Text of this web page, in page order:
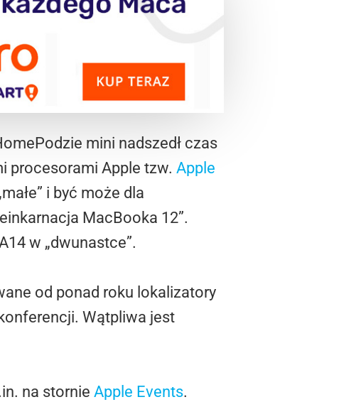
mini nadszedł czas
procesorami Apple tzw. Apple
i być może dla
MacBooka 12”.
w „dwunastce”.
od ponad roku lokalizatory
Wątpliwa jest
na stornie Apple Events.